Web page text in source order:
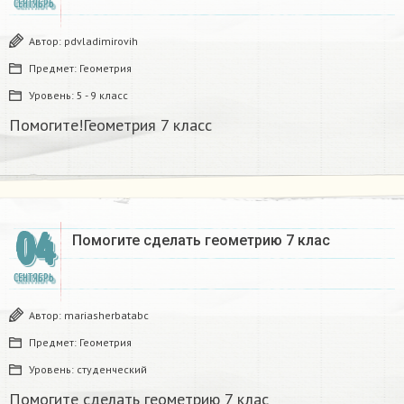
СЕНТЯБРЬ
Автор: pdvladimirovih
Предмет: Геометрия
Уровень: 5 - 9 класс
Помогите!Геометрия 7 класс
04
СЕНТЯБРЬ
Помогите сделать геометрию 7 клас
Автор: mariasherbatabc
Предмет: Геометрия
Уровень: студенческий
Помогите сделать геометрию 7 клас